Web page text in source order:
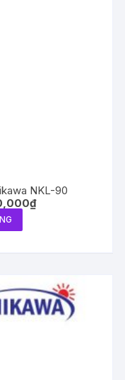
NKL-90
₫